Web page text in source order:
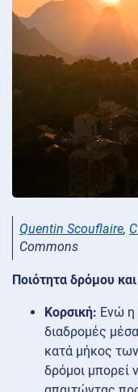
Quentin Scouflaire,
Commons
Ποιότητα δρόμου
Κορσική: Ενώ η
διαδρομές
κατά μήκος
δρόμοι μπορεί